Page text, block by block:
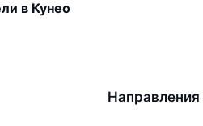
в Кунео
Направления